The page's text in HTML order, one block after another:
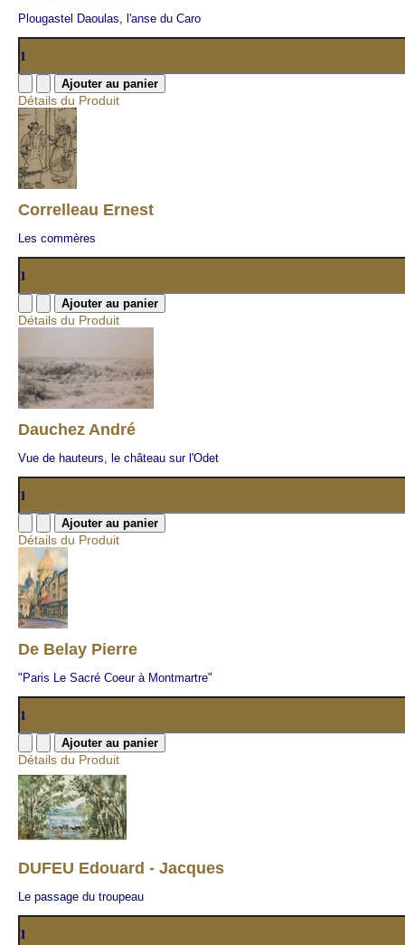
Plougastel Daoulas, l'anse du Caro
Détails du Produit
Correlleau Ernest
Les commères
Détails du Produit
Dauchez André
Vue de hauteurs, le château sur l'Odet
Détails du Produit
De Belay Pierre
"Paris Le Sacré Coeur à Montmartre"
Détails du Produit
DUFEU Edouard - Jacques
Le passage du troupeau